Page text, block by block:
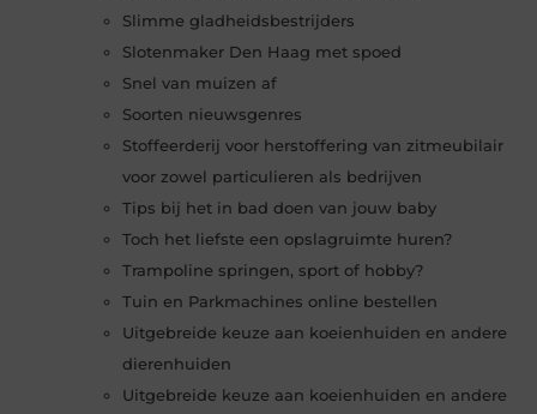
Slimme gladheidsbestrijders
Slotenmaker Den Haag met spoed
Snel van muizen af
Soorten nieuwsgenres
Stoffeerderij voor herstoffering van zitmeubilair
voor zowel particulieren als bedrijven
Tips bij het in bad doen van jouw baby
Toch het liefste een opslagruimte huren?
Trampoline springen, sport of hobby?
Tuin en Parkmachines online bestellen
Uitgebreide keuze aan koeienhuiden en andere
dierenhuiden
Uitgebreide keuze aan koeienhuiden en andere